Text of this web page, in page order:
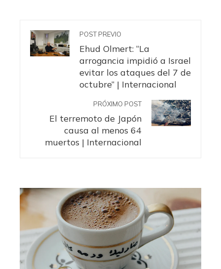
POST PREVIO
Ehud Olmert: “La
arrogancia impidió a Israel
evitar los ataques del 7 de
octubre” | Internacional
PRÓXIMO POST
El terremoto de Japón
causa al menos 64
muertos | Internacional